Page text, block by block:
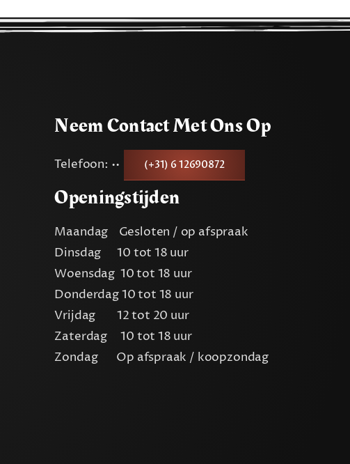
Neem Contact Met Ons Op
Telefoon: •• (+31) 6 12690872
Openingstijden
Maandag Gesloten / op afspraak
Dinsdag 10 tot 18 uur
Woensdag 10 tot 18 uur
Donderdag 10 tot 18 uur
Vrijdag 12 tot 20 uur
Zaterdag 10 tot 18 uur
Zondag Op afspraak / koopzondag